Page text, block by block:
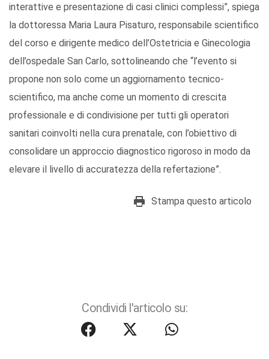
interattive e presentazione di casi clinici complessi”, spiega
la dottoressa Maria Laura Pisaturo, responsabile scientifico
del corso e dirigente medico dell’Ostetricia e Ginecologia
dell’ospedale San Carlo, sottolineando che “l’evento si
propone non solo come un aggiornamento tecnico-
scientifico, ma anche come un momento di crescita
professionale e di condivisione per tutti gli operatori
sanitari coinvolti nella cura prenatale, con l’obiettivo di
consolidare un approccio diagnostico rigoroso in modo da
elevare il livello di accuratezza della refertazione”.
Stampa questo articolo
Condividi l'articolo su: